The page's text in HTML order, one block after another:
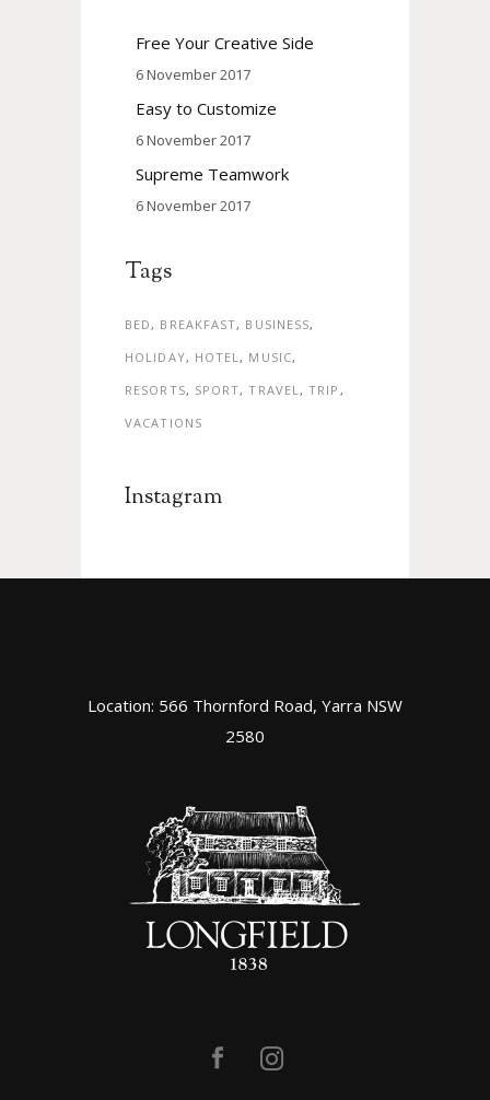
Free Your Creative Side
6 November 2017
Easy to Customize
6 November 2017
Supreme Teamwork
6 November 2017
Tags
BED BREAKFAST BUSINESS
HOLIDAY
HOTEL MUSIC
RESORTS
SPORT TRAVEL TRIP
VACATIONS
Instagram
Location: 566 Thornford Road, Yarra NSW
2580